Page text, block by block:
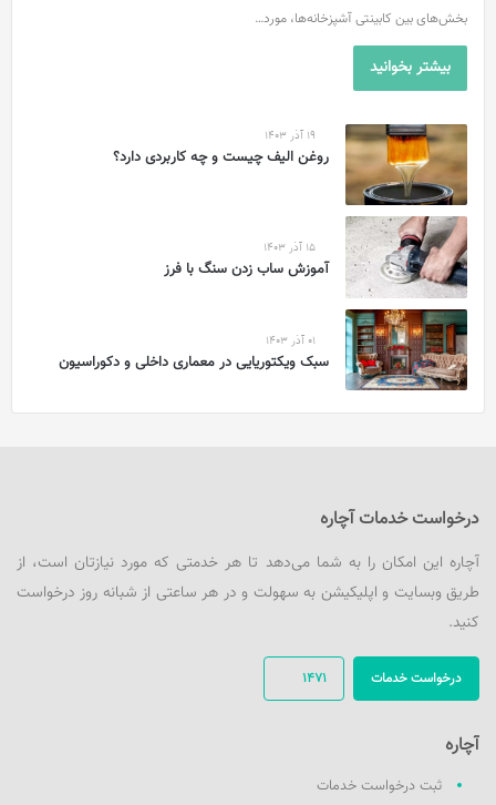
بخش‌های بین کابینتی آشپزخانه‌ها، مورد…
بیشتر بخوانید
19 آذر 1403
روغن الیف چیست و چه کاربردی دارد؟
15 آذر 1403
آموزش ساب زدن سنگ با فرز
01 آذر 1403
سبک ویکتوریایی در معماری داخلی و دکوراسیون
درخواست خدمات آچاره
آچاره این امکان را به شما می‌دهد تا هر خدمتی که مورد نیازتان است، از
طریق وبسایت و اپلیکیشن به سهولت و در هر ساعتی از شبانه روز درخواست
کنید.
1471 درخواست خدمات
آچاره
ثبت درخواست خدمات